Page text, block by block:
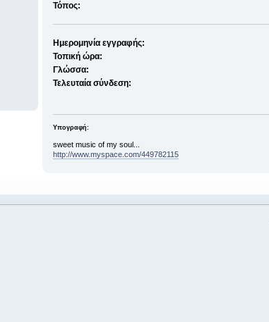
Τόπος:
Ημερομηνία εγγραφής:
Τοπική ώρα:
Γλώσσα:
Τελευταία σύνδεση:
Υπογραφή:
sweet music of my soul...
http://www.myspace.com/449782115